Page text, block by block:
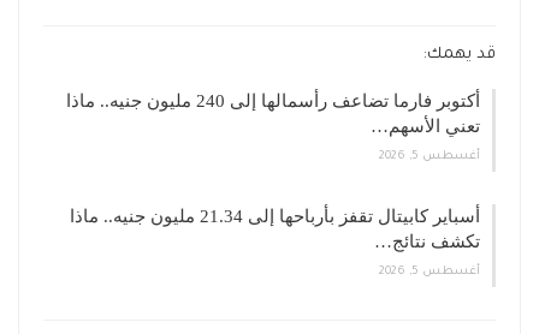
قد يهمك:
أكتوبر فارما تضاعف رأسمالها إلى 240 مليون جنيه.. ماذا
تعني الأسهم…
أغسطس 5, 2026
أسباير كابيتال تقفز بأرباحها إلى 21.34 مليون جنيه.. ماذا
تكشف نتائج…
أغسطس 5, 2026